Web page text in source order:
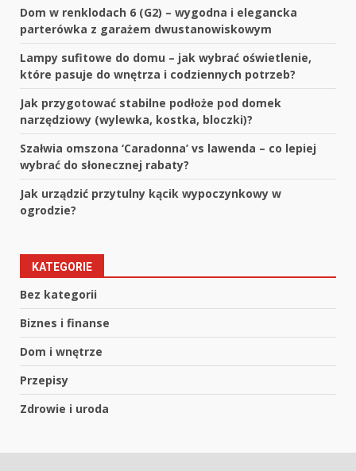
Dom w renklodach 6 (G2) – wygodna i elegancka
parterówka z garażem dwustanowiskowym
Lampy sufitowe do domu – jak wybrać oświetlenie,
które pasuje do wnętrza i codziennych potrzeb?
Jak przygotować stabilne podłoże pod domek
narzędziowy (wylewka, kostka, bloczki)?
Szałwia omszona ‘Caradonna’ vs lawenda – co lepiej
wybrać do słonecznej rabaty?
Jak urządzić przytulny kącik wypoczynkowy w
ogrodzie?
KATEGORIE
Bez kategorii
Biznes i finanse
Dom i wnętrze
Przepisy
Zdrowie i uroda